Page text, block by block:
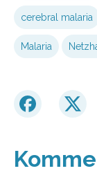
cerebral malaria
Malaria